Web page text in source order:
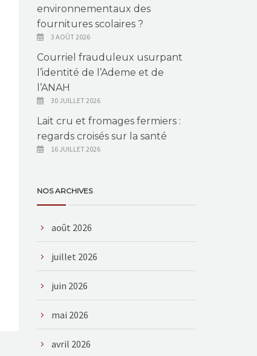
environnementaux des
fournitures scolaires ?
3 AOÛT 2026
Courriel frauduleux usurpant
l’identité de l’Ademe et de
l’ANAH
30 JUILLET 2026
Lait cru et fromages fermiers :
regards croisés sur la santé
16 JUILLET 2026
NOS ARCHIVES
août 2026
juillet 2026
juin 2026
mai 2026
avril 2026